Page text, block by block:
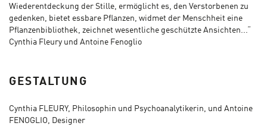
Wiederentdeckung der Stille, ermöglicht es, den Verstorbenen zu
gedenken, bietet essbare Pflanzen, widmet der Menschheit eine
Pflanzenbibliothek, zeichnet wesentliche geschützte Ansichten...“
Cynthia Fleury und Antoine Fenoglio
GESTALTUNG
Cynthia FLEURY, Philosophin und Psychoanalytikerin, und Antoine
FENOGLIO, Designer